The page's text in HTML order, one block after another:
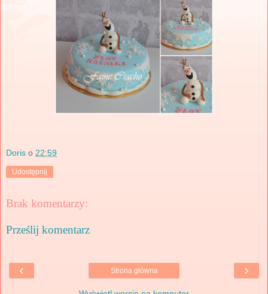
Doris o 22:59
Udostępnij
Brak komentarzy:
Prześlij komentarz
‹ ›
Strona główna